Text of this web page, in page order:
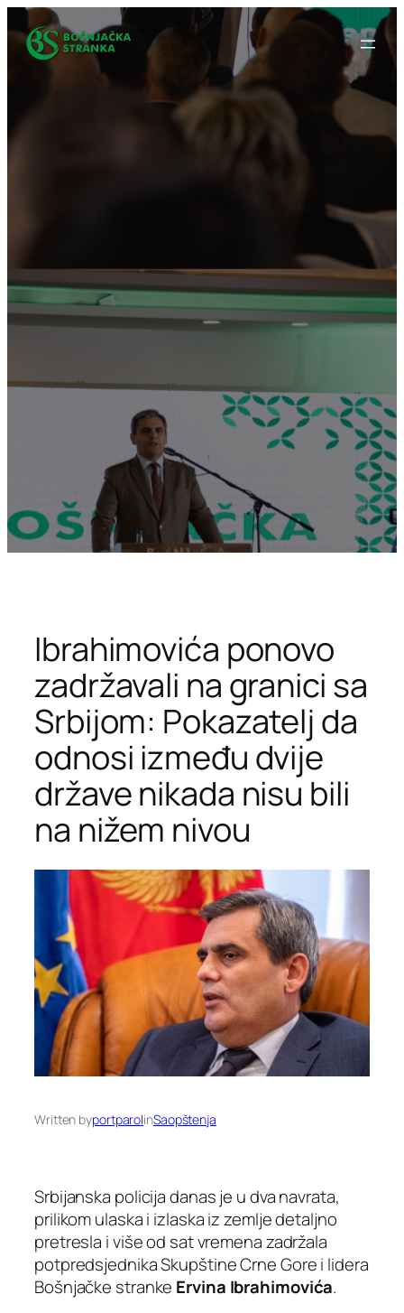
na
sadržaj
Ibrahimovića ponovo
zadržavali na granici sa
Srbijom: Pokazatelj da
odnosi između dvije
države nikada nisu bili
na nižem nivou
Written byportparolinSaopštenja
Srbijanska policija danas je u dva navrata,
prilikom ulaska i izlaska iz zemlje detaljno
pretresla i više od sat vremena zadržala
potpredsjednika Skupštine Crne Gore i lidera
Bošnjačke stranke Ervina Ibrahimovića.